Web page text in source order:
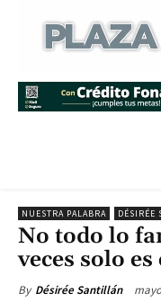
NUESTRA PALABRA DÉSIRÉE
No todo lo
veces solo
By Désirée Santillán